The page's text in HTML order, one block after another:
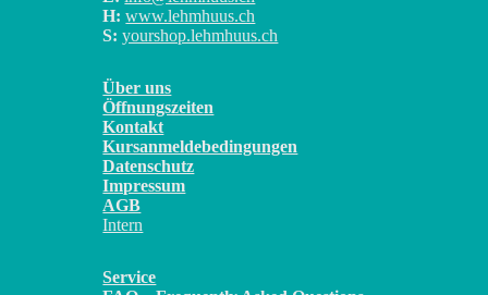
H: www.lehmhuus.ch
S:yourshop.lehmhuus.ch
Über uns
Öffnungszeiten
Kontakt
Kursanmeldebedingungen
Datenschutz
Impressum
AGB
Intern
Service